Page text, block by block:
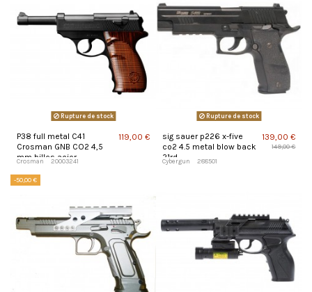
Rupture de stock
P38 full metal C41
Crosman GNB CO2 4,5
mm billes acier
Crosman 20003241
119,00 €
Rupture de stock
sig sauer p226 x-five
co2 4.5 metal blow back
21rd
Cybergun 288501
139,00 €
149,00 €
-50,00 €